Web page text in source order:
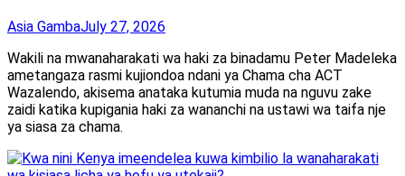
Asia GambaJuly 27, 2026
Wakili na mwanaharakati wa haki za binadamu Peter Madeleka
ametangaza rasmi kujiondoa ndani ya Chama cha ACT
Wazalendo, akisema anataka kutumia muda na nguvu zake
zaidi katika kupigania haki za wananchi na ustawi wa taifa nje
ya siasa za chama.